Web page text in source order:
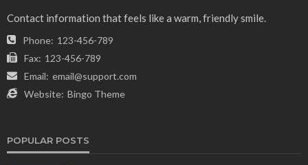
Contact information that feels like a warm, friendly smile.
Phone: 123-456-789
Fax: 123-456-789
Email: email@support.com
Website: Bingo Theme
POPULAR POSTS